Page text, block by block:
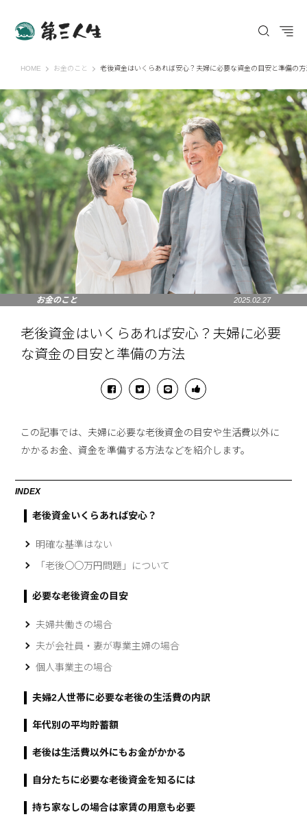
HOME 第三人生 〜寄り道の歩き方〜
お金のこと 老後資金はいくらあれば安心？夫婦に必要な資金の目安と準備の方
お金のこと 2025.02.27
老後資金はいくらあれば安心？夫婦に必要
な資金の目安と準備の方法
この記事では、夫婦に必要な老後資金の目安や生活費以外に
かかるお金、資金を準備する方法などを紹介します。
INDEX
老後資金いくらあれば安心？
明確な基準はない
「老後〇〇万円問題」について
必要な老後資金の目安
夫婦共働きの場合
夫が会社員・妻が専業主婦の場合
個人事業主の場合
夫婦2人世帯に必要な老後の生活費の内訳
年代別の平均貯蓄額
老後は生活費以外にもお金がかかる
自分たちに必要な老後資金を知るには
持ち家なしの場合は家賃の用意も必要